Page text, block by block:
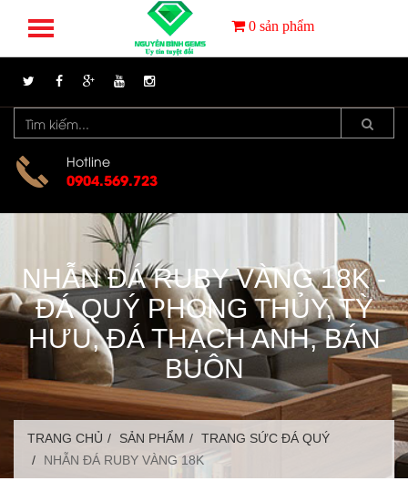
0 sản phẩm
Hotline
0904.569.723
NHẪN ĐÁ RUBY VÀNG 18K -
ĐÁ QUÝ PHONG THỦY, TỲ
HƯU, ĐÁ THẠCH ANH, BÁN
BUÔN
TRANG CHỦ SẢN PHẨM
TRANG SỨC ĐÁ QUÝ
NHẪN ĐÁ RUBY VÀNG 18K